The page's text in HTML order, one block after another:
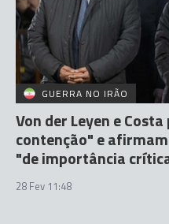
GUERRA NO IRÃO
Von der Leyen e
contenção" e
"de importância
28 Fev 11:48